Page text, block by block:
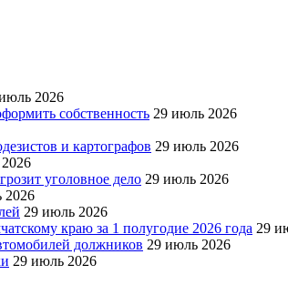
2026
собственность 29 июль 2026
и картографов 29 июль 2026
уголовное дело 29 июль 2026
2026
29 июль 2026
краю за 1 полугодие 2026 года 29
должников 29 июль 2026
29 июль 2026